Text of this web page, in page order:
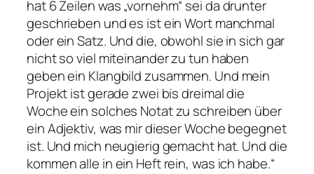
hat 6 Zeilen was „vornehm“ sei da drunter
geschrieben und es ist ein Wort manchmal
oder ein Satz. Und die, obwohl sie in sich gar
nicht so viel miteinander zu tun haben
geben ein Klangbild zusammen. Und mein
Projekt ist gerade zwei bis dreimal die
Woche ein solches Notat zu schreiben über
ein Adjektiv, was mir dieser Woche begegnet
ist. Und mich neugierig gemacht hat. Und die
kommen alle in ein Heft rein, was ich habe.“